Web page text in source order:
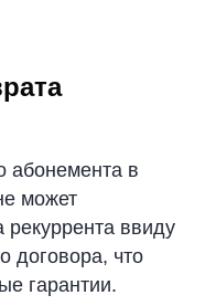
абонемента в
может
рекуррента ввиду
договора, что
гарантии.